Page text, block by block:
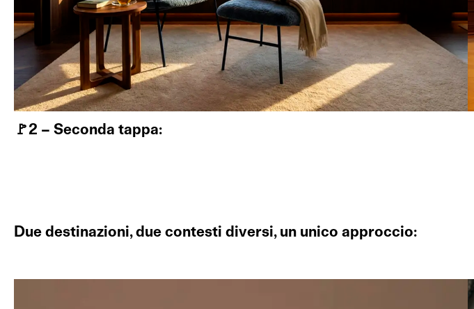
🚩2 – Seconda tappa:
Due destinazioni, due contesti diversi, un unico approccio: